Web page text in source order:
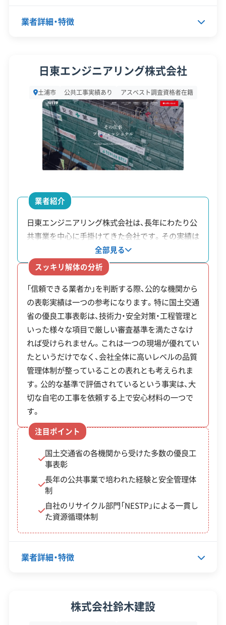
家等
税世
5（上限
120万
円）
険な空き家。所有者または相続
撤去
費補
助金
費用の
2/3（上
万円）
通学路などに面しており、高さ
が80cmを超え、倒壊の危険があ
内の業者による施工が条件で
い道
路拡
幅整
備促
進事
撤去費
用の補
償
幅4m未満の道路に面した土地
で、道路を広げるために敷地を
後退（セットバック）させる際、
その範囲内にある門や塀などの
撤去費用が補償されます。
※補助金の申請は、必ず解体工事の契約や着工の前
に行う必要があります。募集期間が限られている場
合もあるため、市の公式サイトで最新情報を確認し
てください。
※制度の最新情報や申請様式は、必ず自治体の公式
サイトをご確認ください。
土浦市の公式サイトで詳細を見る
け入れを禁止しています。そのため解体業者
業者詳細・特徴
設立日 -
資本金 500万円
電話番号 0120-776-877
営業時間 9:00～19:00
営業日
県、群馬県、栃木県、茨城県、静岡
県、山梨県、長野県
建物構造 木造
対応業務
産業廃棄物収集運搬業
公式HP 公式サイトを見る
SNS SNSを見る
許可番号
【建設業許可】
茨城県知事：第035173号
この解体業者の特徴
企業経
験・規模
従業員30人以上
対応工事
保有資格
安全対
工事賠償責任保険
現場清掃
顧客対
クレジットカード
解体ローン
日東エンジニアリング株式会社
土浦市 公共工事実績あり アスベスト調査資格者在籍
業者紹介
日東エンジニアリング株式会社は、長年にわたり公
共事業を中心に手掛けてきた会社です。その実績は
公的にも評価されており、過去には国土交通省関東
地方整備局長をはじめ、複数の事務所長から優良工
事表彰を受けています。このような表彰は、国の定
める厳しい基準を技術力や安全管理体制が満たし
ていることを示します。公共事業で培われたノウハ
ウは一般住宅の解体工事においても同様に活かさ
れるため、安心して工事を任せられます。また、社
内にリサイクル部門「NESTP」を設けている点も特
徴です。解体で発生した廃棄物を自社で適正に処理
し、再資源化するまでを一貫して管理しています。
全部見る
スッキリ解体の分析
「信頼できる業者か」を判断する際、公的な機関から
の表彰実績は一つの参考になります。特に国土交通
省の優良工事表彰は、技術力・安全対策・工程管理と
いった様々な項目で厳しい審査基準を満たさなけ
れば受けられません。これは一つの現場が優れてい
たというだけでなく、会社全体に高いレベルの品質
管理体制が整っていることの表れとも考えられま
す。公的な基準で評価されているという事実は、大
切な自宅の工事を依頼する上で安心材料の一つで
す。
注目ポイント
国土交通省の各機関から受けた多数の優良工
事表彰
長年の公共事業で培われた経験と安全管理体
制
自社のリサイクル部門「NESTP」による一貫し
た資源循環体制
業者詳細・特徴
株式会社鈴木建設